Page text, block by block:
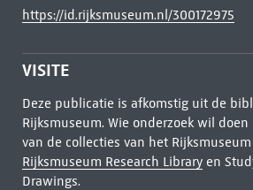
https://id.rijksmuseum.nl/300172975
VISITE
Deze publicatie is afkomstig uit de
Rijksmuseum. Wie onderzoek wil
van de collecties van het
Rijksmuseum Research Libraryen
Drawings.